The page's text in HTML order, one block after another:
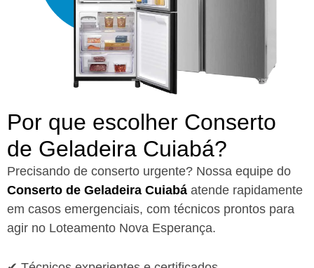
Por que escolher Conserto
de Geladeira Cuiabá?​
Precisando de conserto urgente? Nossa equipe do
Conserto de Geladeira Cuiabá atende rapidamente
em casos emergenciais, com técnicos prontos para
agir no Loteamento Nova Esperança.